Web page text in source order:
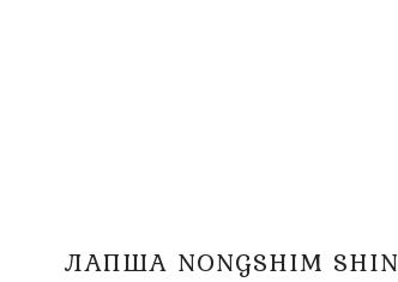
ЛАПША NONGSHIM SHIN